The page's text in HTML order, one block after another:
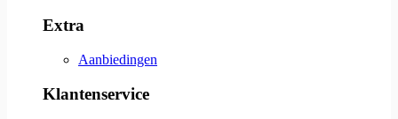
Extra
Aanbiedingen
Klantenservice